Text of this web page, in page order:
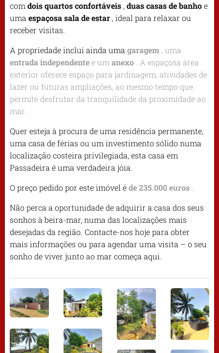
com dois quartos confortáveis ​​, duas casas de banhoe
uma espaçosa sala de estar , ideal para relaxar ou
receber visitas.
A propriedade inclui ainda uma garagem , uma
entrada independentee um anexo . A espaçosa área
exterior oferece espaço para jardinagem, atividades de
lazer ou futuras ampliações, ao mesmo tempo que
permite desfrutar da tranquilidade da proximidade ao
mar.
Quer esteja à procura de uma residência permanente,
uma casa de férias ou um investimento sólido numa
localização costeira privilegiada, esta casa em
Passadeira é uma verdadeira jóia.
O preço pedido por este imóvel éde 235.000 euros .
Não perca a oportunidade de adquirir a casa dos seus
sonhos à beira-mar, numa das localizações mais
desejadas da região. Contacte-nos hoje para obter
mais informações ou para agendar uma visita – o seu
sonho de viver junto ao mar começa aqui.